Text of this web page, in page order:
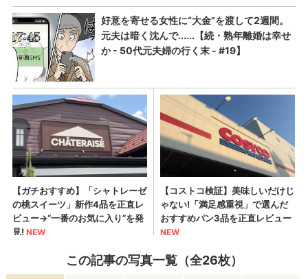
この記事の写真一覧（全26枚）